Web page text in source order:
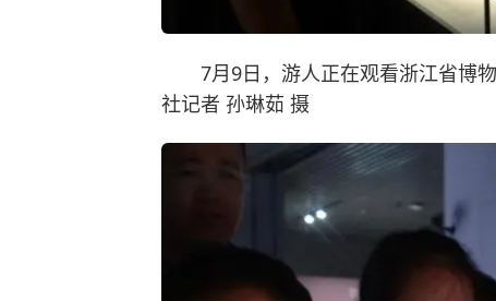
7月9日，游人正在观看浙江省博
社记者 孙琳茹 摄